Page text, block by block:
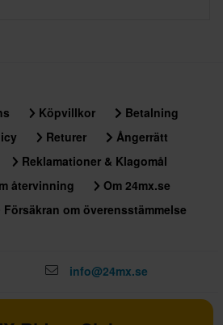
Köpvillkor
Betalning
Returer
Ångerrätt
Reklamationer & Klagomål
återvinning
Om 24mx.se
Försäkran om överensstämmelse
info@24mx.se